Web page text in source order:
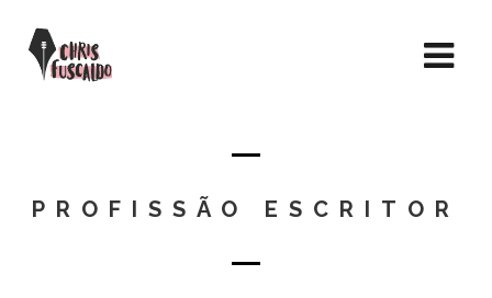
PROFISSÃO ESCRITOR